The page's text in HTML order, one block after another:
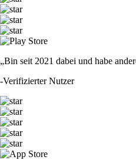
„Bin seit 2021 dabei und habe
-Verifizierter Nutzer